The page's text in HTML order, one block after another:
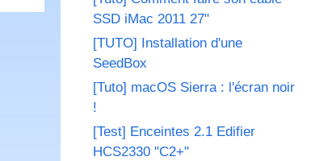
SSD iMac 2011 27"
[TUTO] Installation d'une
SeedBox
[Tuto] macOS Sierra : l'écran noir
!
[Test] Enceintes 2.1 Edifier
HCS2330 "C2+"